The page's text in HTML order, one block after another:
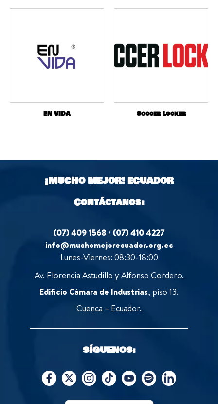
EN VIDA Soccer Locker
¡MUCHO MEJOR!ECUADOR
Contáctanos:
(07) 409 1568 /(07) 410 4227
info@muchomejorecuador.org.ec
Lunes-Viernes: 08:30-18:00
Av. Florencia Astudillo y Alfonso Cordero.
Edificio Cámara de Industrias, piso 13.
Cuenca – Ecuador.
SÍGUENOS: